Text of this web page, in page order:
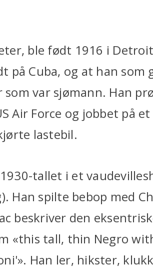
ble født 1916 i
på Cuba, og at han som
var sjømann. Han
Air Force og jobbet på
lastebil.
tallet i et
Han spilte bebop med
beskriver den
«this tall, thin Negro
Han ler, hikster,